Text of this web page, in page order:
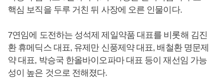
핵심 보직을 두루 거친 뒤 사장에 오른 인물이다.
7연임에 도전하는 성석제 제일약품 대표를 비롯해 김진
환 휴메딕스 대표, 유제만 신풍제약 대표, 배철환 명문제
약 대표, 박승국 한올바이오파마 대표 등이 재선임 가능
성이 높은 것으로 전해졌다.